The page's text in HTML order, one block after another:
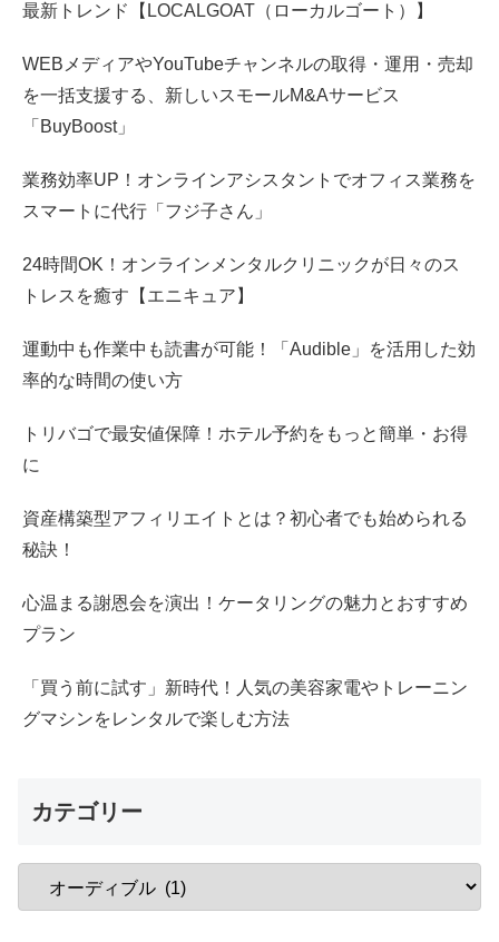
最新トレンド【LOCALGOAT（ローカルゴート）】
WEBメディアやYouTubeチャンネルの取得・運用・売却
を一括支援する、新しいスモールM&Aサービス
「BuyBoost」
業務効率UP！オンラインアシスタントでオフィス業務を
スマートに代行「フジ子さん」
24時間OK！オンラインメンタルクリニックが日々のス
トレスを癒す【エニキュア】
運動中も作業中も読書が可能！「Audible」を活用した効
率的な時間の使い方
トリバゴで最安値保障！ホテル予約をもっと簡単・お得
に
資産構築型アフィリエイトとは？初心者でも始められる
秘訣！
心温まる謝恩会を演出！ケータリングの魅力とおすすめ
プラン
「買う前に試す」新時代！人気の美容家電やトレーニン
グマシンをレンタルで楽しむ方法
カテゴリー